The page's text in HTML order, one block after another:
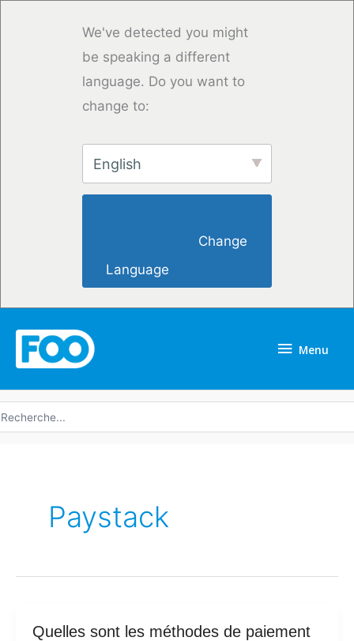
We've detected you might
be speaking a different
language. Do you want to
change to:
English
Language
Menu
Paystack
Quelles sont les méthodes de paiement
Quelles